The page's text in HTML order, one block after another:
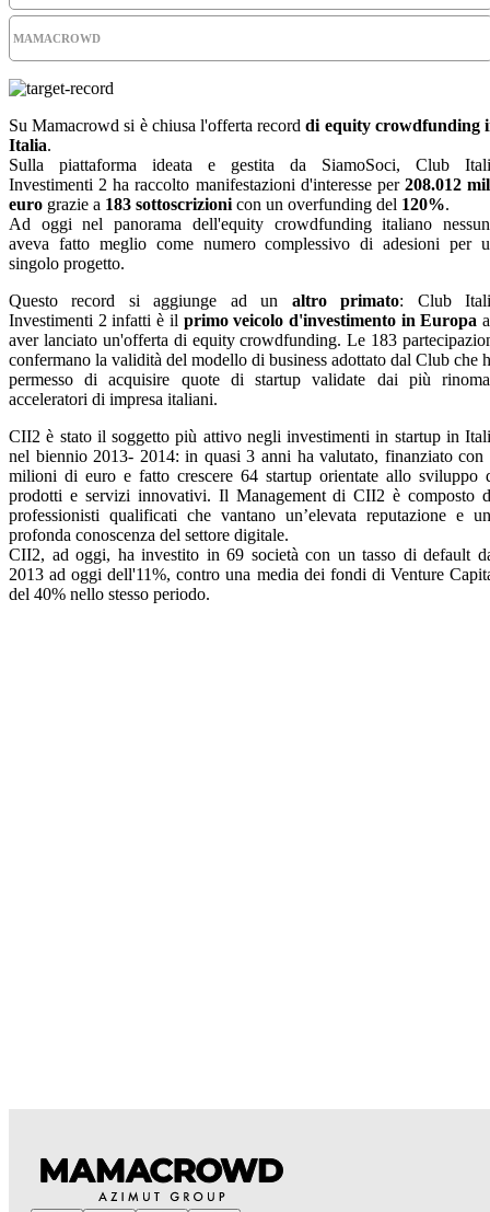
MAMACROWD
Su Mamacrowd si è chiusa l'offerta record di equity crowdfunding
Italia.
Sulla piattaforma ideata e gestita da SiamoSoci, Club
Investimenti 2 ha raccolto manifestazioni d'interesse per 208.012
euro grazie a 183 sottoscrizioni con un overfunding del 120%.
Ad oggi nel panorama dell'equity crowdfunding italiano
aveva fatto meglio come numero complessivo di adesioni per
singolo progetto.
Questo record si aggiunge ad un altro primato: Club
Investimenti 2 infatti è il primo veicolo d'investimento in Europa
aver lanciato un'offerta di equity crowdfunding. Le 183
confermano la validità del modello di business adottato dal Club che
permesso di acquisire quote di startup validate dai più
acceleratori di impresa italiani.
CII2 è stato il soggetto più attivo negli investimenti in startup in
nel biennio 2013- 2014: in quasi 3 anni ha valutato, finanziato con
milioni di euro e fatto crescere 64 startup orientate allo sviluppo
prodotti e servizi innovativi. Il Management di CII2 è composto
professionisti qualificati che vantano un’elevata reputazione e
profonda conoscenza del settore digitale.
CII2, ad oggi, ha investito in 69 società con un tasso di default
2013 ad oggi dell'11%, contro una media dei fondi di Venture
del 40% nello stesso periodo.